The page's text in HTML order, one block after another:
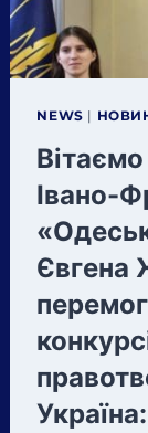
NEWS |
Івано-
Євгена